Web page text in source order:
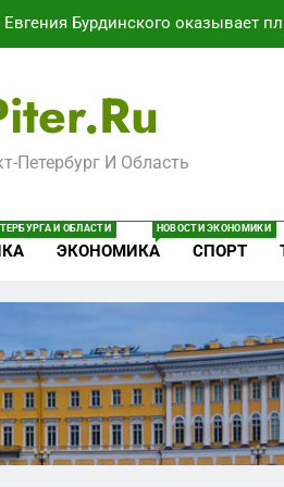
Бурдинского оказывает
Путёвки есть – мест нет:
о складах с военной
участников СВО берут на
Путёвки есть – мест нет:
Петербург И Область
И ОБЛАСТИ
ЭКОНОМИКА
НОВОСТИ ЭКОНОМИКИ
СПОРТ